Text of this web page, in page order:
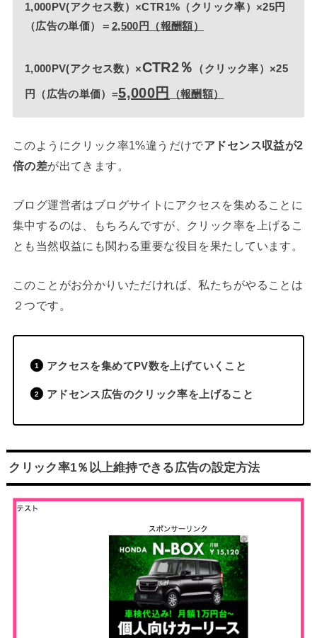
1,000PV(アクセス数）×CTR1%（クリック率）×25円
（広告の単価）＝ 2,500円 （報酬額）
1,000PV(アクセス数）×CTR2％ （クリック率）×25
円（広告の単価）=5,000円 （報酬額）
このようにクリック率1%違うだけでアドセンス収益が2
倍の差が出てきます。
ブログ運営者はブログサイトにアクセスを集めることに
集中するのは、もちろんですが、クリック率を上げるこ
とも当然収益にも関わる重要な役目を果たしています。
このことがお分かりいただければ、私たちがやることは
２つです。
アクセスを集めてPV数を上げていくこと
アドセンス広告のクリック率を上げること
クリック率1％以上維持できる広告の設定方法